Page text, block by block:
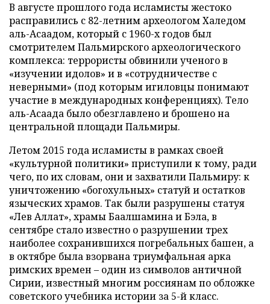
В августе прошлого года исламисты жестоко
расправились с 82-летним археологом Халедом
аль-Асаадом, который с 1960-х годов был
смотрителем Пальмирского археологического
комплекса: террористы обвинили ученого в
«изучении идолов» и в «сотрудничестве с
неверными» (под которым игиловцы понимают
участие в международных конференциях). Тело
аль-Асаада было обезглавлено и брошено на
центральной площади Пальмиры.
Летом 2015 года исламисты в рамках своей
«культурной политики» приступили к тому, ради
чего, по их словам, они и захватили Пальмиру: к
уничтожению «богохульных» статуй и остатков
языческих храмов. Так были разрушены статуя
«Лев Аллат», храмы Баалшамина и Бэла, в
сентябре стало известно о разрушении трех
наиболее сохранившихся погребальных башен, а
в октябре была взорвана триумфальная арка
римских времен – один из символов античной
Сирии, известный многим россиянам по обложке
советского учебника истории за 5-й класс.